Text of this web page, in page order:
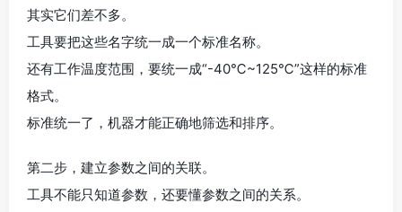
其实它们差不多。
工具要把这些名字统一成一个标准名称。
还有工作温度范围，要统一成“-40℃~125℃”这样的标准
格式。
标准统一了，机器才能正确地筛选和排序。
第二步，建立参数之间的关联。
工具不能只知道参数，还要懂参数之间的关系。